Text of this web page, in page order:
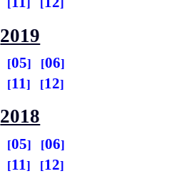
2019
05
06
11 12
2018
05
06
11 12